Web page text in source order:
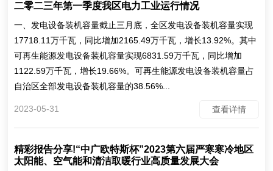
二零二三年第一季度我区电力工业运行情况
一、发电设备装机容量截止三月底，全区发电设备装机容量实现
17718.11万千瓦，同比增加2165.49万千瓦，增长13.92%。其中
可再生能源发电设备装机容量实现6831.59万千瓦，同比增加
1122.59万千瓦，增长19.66%。可再生能源发电设备装机容量占
自治区全部发电设备装机容量的38.56%...
2023-05-31 查看详情
精彩报告分享!“中广欧特斯杯”2023第六届严寒寒冷地区
太阳能、空气能和清洁取暖行业高质量发展大会